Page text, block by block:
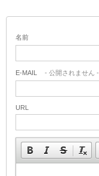
名前
E-MAIL - 公開されません -
URL